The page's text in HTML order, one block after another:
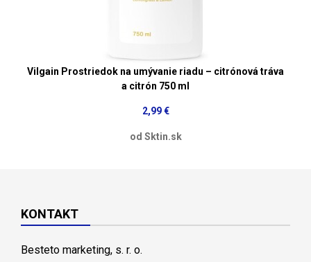
Vilgain Prostriedok na umývanie riadu – citrónová tráva
a citrón 750 ml
2,99 €
od Sktin.sk
KONTAKT
Besteto marketing, s. r. o.